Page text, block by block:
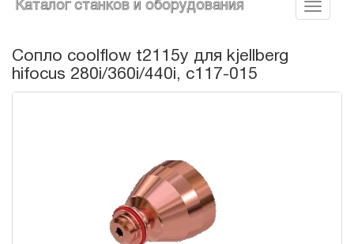
Каталог станков и оборудования
Сопло coolflow t2115y для kjellberg
hifocus 280i/360i/440i, c117-015